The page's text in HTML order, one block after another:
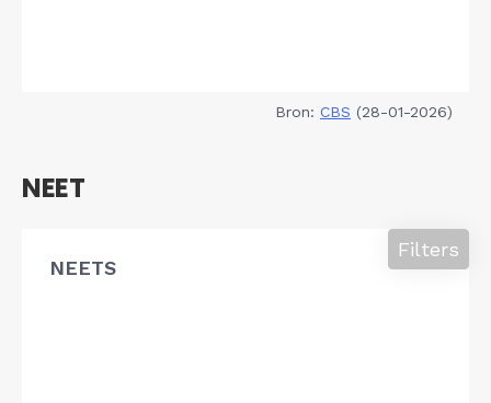
Bron: CBS (28-01-2026)
NEET
NEETS
Filters